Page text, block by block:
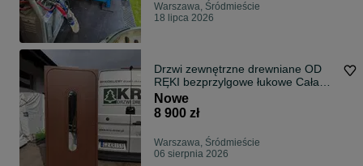
Warszawa, Śródmieście
18 lipca 2026
Drzwi zewnętrzne drewniane OD
RĘKI bezprzylgowe łukowe Cała
Polska
Nowe
8 900 zł
Warszawa, Śródmieście
06 sierpnia 2026